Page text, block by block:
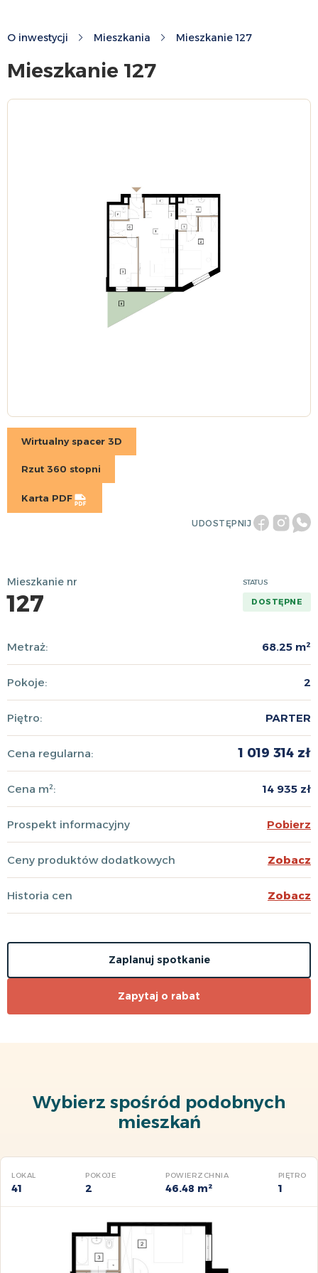
O inwestycji Mieszkania Mieszkanie 127
Mieszkanie 127
Wirtualny spacer 3D
Rzut 360 stopni
Karta PDF
UDOSTĘPNIJ
Mieszkanie nr
127
STATUS
DOSTĘPNE
Metraż: 68.25 m²
Pokoje: 2
Piętro: PARTER
Cena regularna: 1 019 314 zł
Cena m²: 14 935 zł
Prospekt informacyjny Pobierz
Ceny produktów dodatkowych Zobacz
Historia cen Zobacz
Zaplanuj spotkanie
Zapytaj o rabat
Wybierz spośród podobnych
mieszkań
LOKAL
41
POKOJE
2
POWIERZCHNIA
46.48 m²
PIĘTRO
1